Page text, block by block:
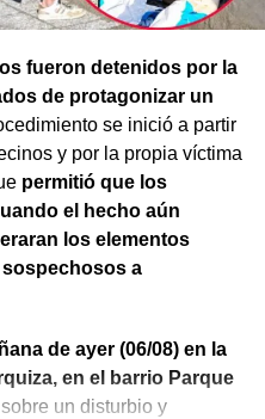
fueron detenidos por la
de protagonizar un
se inició a partir
y por la propia víctima
permitió que los
el hecho aún
los elementos
a
de ayer (06/08) en la
en el barrio Parque
un disturbio y